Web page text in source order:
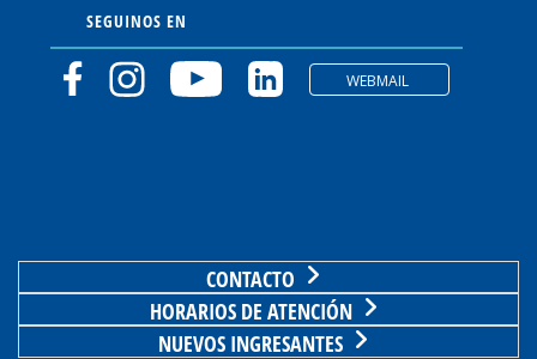
SEGUINOS EN
WEBMAIL
CONTACTO
HORARIOS DE ATENCIÓN
NUEVOS INGRESANTES